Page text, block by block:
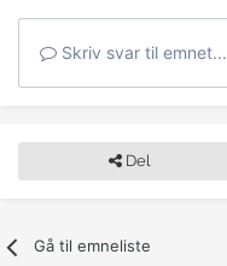
Skriv svar til emnet...
Del
Gå til emneliste